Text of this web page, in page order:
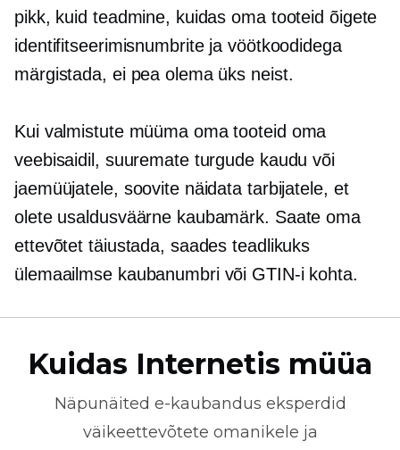
pikk, kuid teadmine, kuidas oma tooteid õigete
identifitseerimisnumbrite ja vöötkoodidega
märgistada, ei pea olema üks neist.
Kui valmistute müüma oma tooteid oma
veebisaidil, suuremate turgude kaudu või
jaemüüjatele, soovite näidata tarbijatele, et
olete usaldusväärne kaubamärk. Saate oma
ettevõtet täiustada, saades teadlikuks
ülemaailmse kaubanumbri või GTIN-i kohta.
Kuidas Internetis müüa
Näpunäited e-kaubandus eksperdid
väikeettevõtete omanikele ja